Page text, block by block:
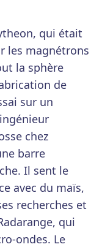
qui était
les magnétrons
la sphère
de
sur un
chez
barre
Il sent le
avec du maïs,
recherches et
qui
ondes. Le